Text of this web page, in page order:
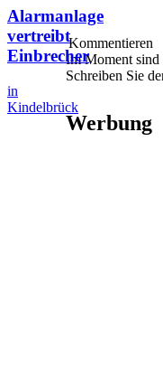
Alarmanlage
vertreibt
Einbrecher
in
Kindelbrück
Kommentieren
Im Moment sind
Schreiben Sie
Werbung